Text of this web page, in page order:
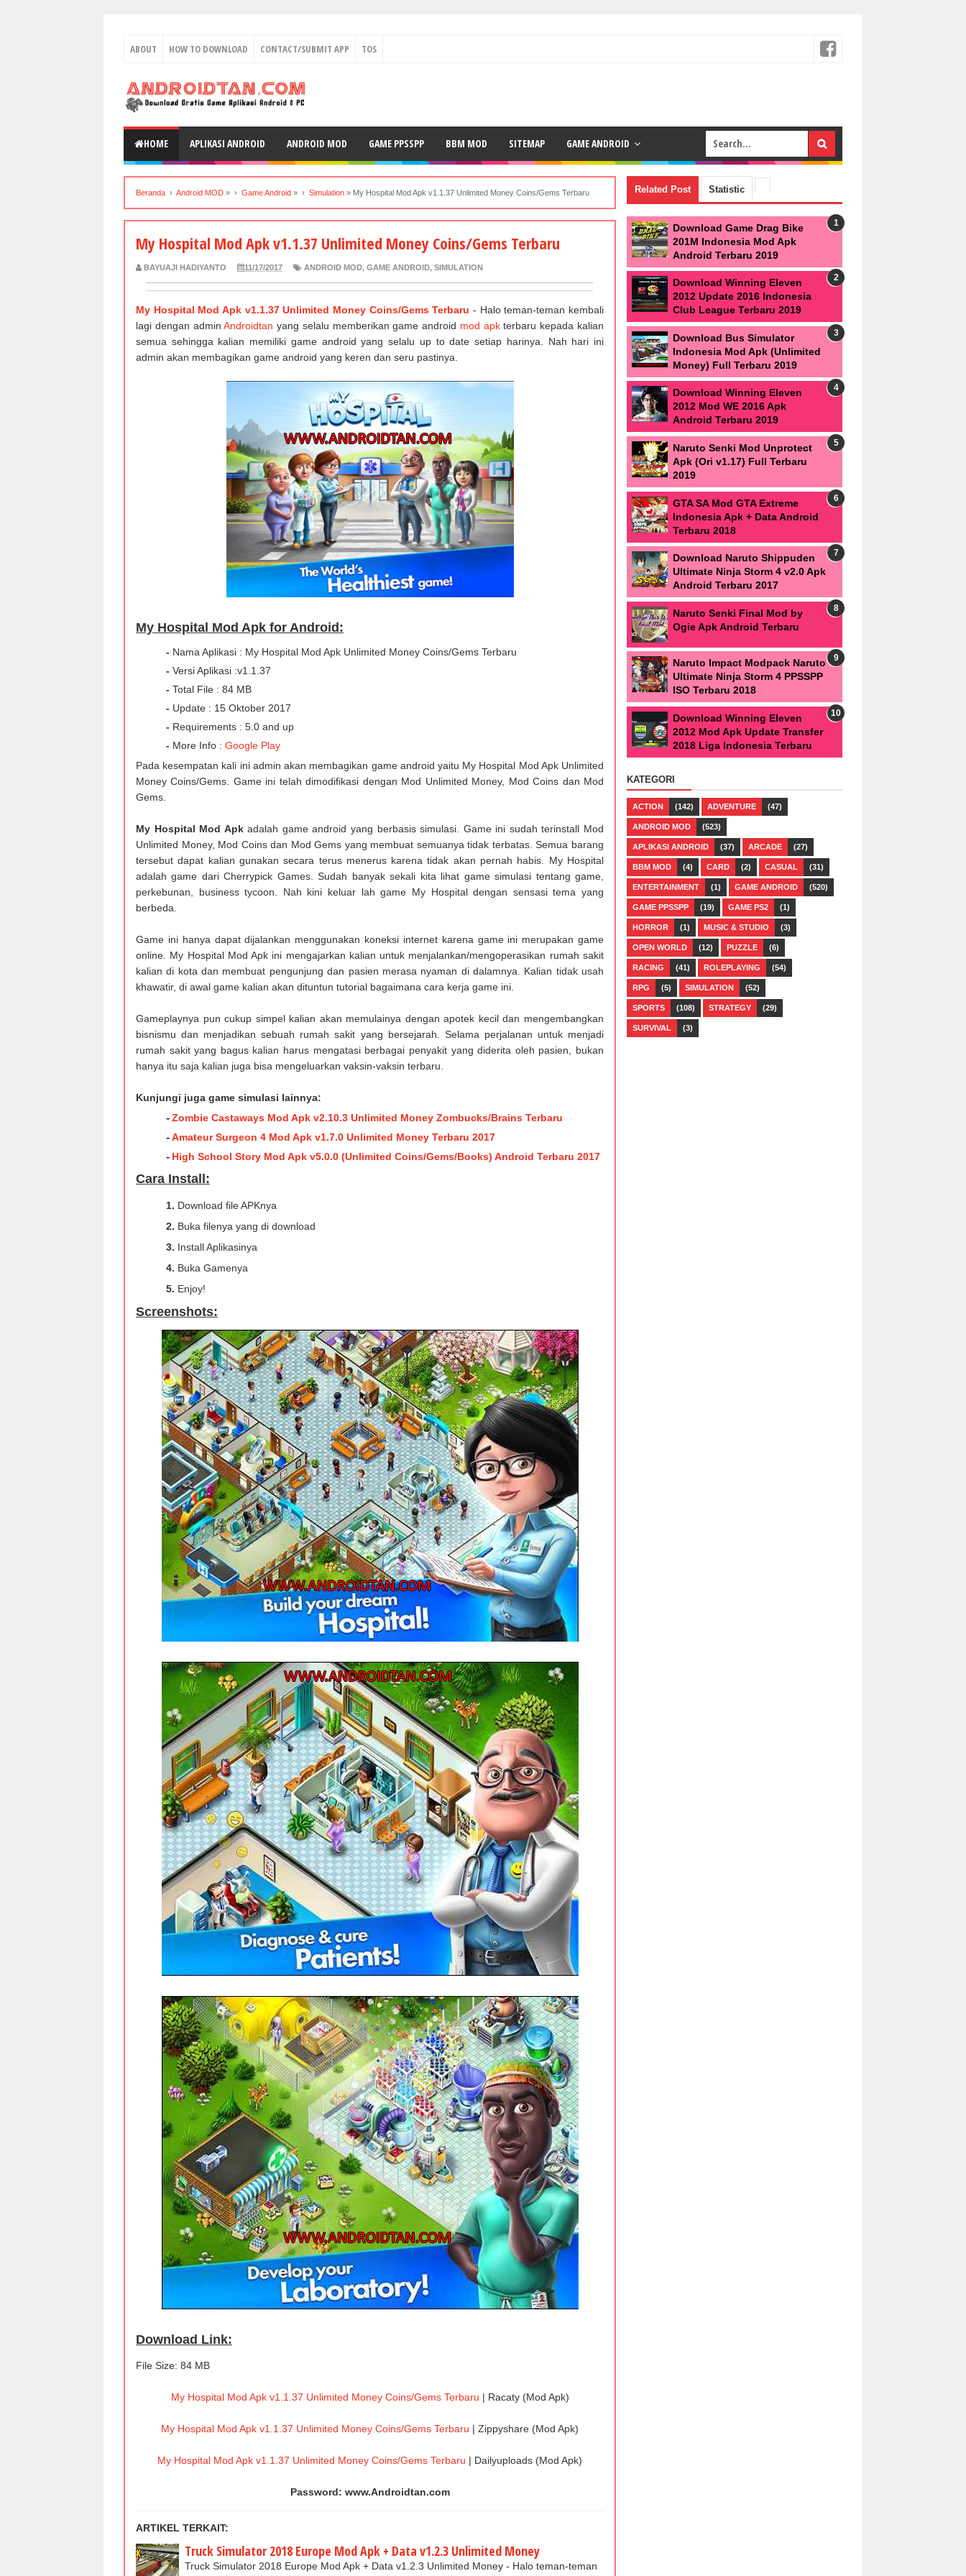
ABOUT HOW TO DOWNLOAD CONTACT/SUBMIT APP TOS
HOME APLIKASI ANDROID ANDROID MOD GAME PPSSPP BBM MOD SITEMAP GAME ANDROID
Beranda › Android MOD » › Game Android » › Simulation » My Hospital Mod Apk v1.1.37 Unlimited Money Coins/Gems Terbaru
My Hospital Mod Apk v1.1.37 Unlimited Money Coins/Gems Terbaru
BAYUAJI HADIYANTO 11/17/2017 ANDROID MOD, GAME ANDROID, SIMULATION
My Hospital Mod Apk v1.1.37 Unlimited Money Coins/Gems Terbaru - Halo teman-teman kembali
lagi dengan adminAndroidtan yang selalu memberikan game android mod apkterbaru kepada kalian
semua sehingga kalian memiliki game android yang selalu up to date setiap harinya. Nah hari ini
admin akan membagikan game android yang keren dan seru pastinya.
My Hospital Mod Apk for Android:
- Nama Aplikasi : My Hospital Mod Apk Unlimited Money Coins/Gems Terbaru
- Versi Aplikasi :v1.1.37
- Total File : 84 MB
- Update : 15 Oktober 2017
- Requirements : 5.0 and up
- More Info : Google Play
Pada kesempatan kali ini admin akan membagikan game android yaitu My Hospital Mod Apk Unlimited
Money Coins/Gems. Game ini telah dimodifikasi dengan Mod Unlimited Money, Mod Coins dan Mod
Gems.
My Hospital Mod Apkadalah game android yang berbasis simulasi. Game ini sudah terinstall Mod
Unlimited Money, Mod Coins dan Mod Gems yang membuat semuanya tidak terbatas. Semua barang
tersebut dapat kalian gunakan secara terus menerus karena tidak akan pernah habis. My Hospital
adalah game dari Cherrypick Games. Sudah banyak sekali kita lihat game simulasi tentang game,
perkebunan, business tycoon. Nah kini keluar lah game My Hospital dengan sensasi tema yang
berbeda.
Game ini hanya dapat dijalankan menggunakan koneksi internet karena game ini merupakan game
online. My Hospital Mod Apk ini mengajarkan kalian untuk menjalankan/mengoperasikan rumah sakit
kalian di kota dan membuat pengunjung dan pasien merasa nyaman di dalamnya. Kalian tidak usah
khawatir, di awal game kalian akan dituntun tutorial bagaimana cara kerja game ini.
Gameplaynya pun cukup simpel kalian akan memulainya dengan apotek kecil dan mengembangkan
bisnismu dan menjadikan sebuah rumah sakit yang bersejarah. Selama perjalanan untuk menjadi
rumah sakit yang bagus kalian harus mengatasi berbagai penyakit yang diderita oleh pasien, bukan
hanya itu saja kalian juga bisa mengeluarkan vaksin-vaksin terbaru.
Kunjungi juga game simulasi lainnya:
-Zombie Castaways Mod Apk v2.10.3 Unlimited Money Zombucks/Brains Terbaru
-Amateur Surgeon 4 Mod Apk v1.7.0 Unlimited Money Terbaru 2017
- High School Story Mod Apk v5.0.0 (Unlimited Coins/Gems/Books) Android Terbaru 2017
Cara Install:
1. Download file APKnya
2. Buka filenya yang di download
3. Install Aplikasinya
4. Buka Gamenya
5. Enjoy!
Screenshots:
Download Link:
File Size: 84 MB
My Hospital Mod Apk v1.1.37 Unlimited Money Coins/Gems Terbaru | Racaty (Mod Apk)
My Hospital Mod Apk v1.1.37 Unlimited Money Coins/Gems Terbaru | Zippyshare (Mod Apk)
My Hospital Mod Apk v1.1.37 Unlimited Money Coins/Gems Terbaru | Dailyuploads (Mod Apk)
Password: www.Androidtan.com
ARTIKEL TERKAIT:
Truck Simulator 2018 Europe Mod Apk + Data v1.2.3 Unlimited Money
Truck Simulator 2018 Europe Mod Apk + Data v1.2.3 Unlimited Money - Halo teman-teman
Related Post Statistic
Download Game Drag Bike
201M Indonesia Mod Apk
Android Terbaru 2019
Download Winning Eleven
2012 Update 2016 Indonesia
Club League Terbaru 2019
Download Bus Simulator
Indonesia Mod Apk (Unlimited
Money) Full Terbaru 2019
Download Winning Eleven
2012 Mod WE 2016 Apk
Android Terbaru 2019
Naruto Senki Mod Unprotect
Apk (Ori v1.17) Full Terbaru
2019
GTA SA Mod GTA Extreme
Indonesia Apk + Data Android
Terbaru 2018
Download Naruto Shippuden
Ultimate Ninja Storm 4 v2.0 Apk
Android Terbaru 2017
Naruto Senki Final Mod by
Ogie Apk Android Terbaru
Naruto Impact Modpack Naruto
Ultimate Ninja Storm 4 PPSSPP
ISO Terbaru 2018
Download Winning Eleven
2012 Mod Apk Update Transfer
2018 Liga Indonesia Terbaru
KATEGORI
ACTION (142) ADVENTURE (47)
ANDROID MOD (523)
APLIKASI ANDROID (37) ARCADE (27)
BBM MOD (4) CARD (2) CASUAL (31)
ENTERTAINMENT (1) GAME ANDROID (520)
GAME PPSSPP (19) GAME PS2 (1)
HORROR (1) MUSIC & STUDIO (3)
OPEN WORLD (12) PUZZLE (6)
RACING (41) ROLEPLAYING (54)
RPG (5) SIMULATION (52)
SPORTS (108) STRATEGY (29)
SURVIVAL (3)